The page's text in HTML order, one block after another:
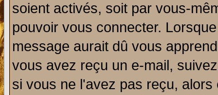
soient activés, soit par vous-
pouvoir vous connecter.
message aurait dû vous
vous avez reçu un e-mail,
si vous ne l'avez pas reçu,